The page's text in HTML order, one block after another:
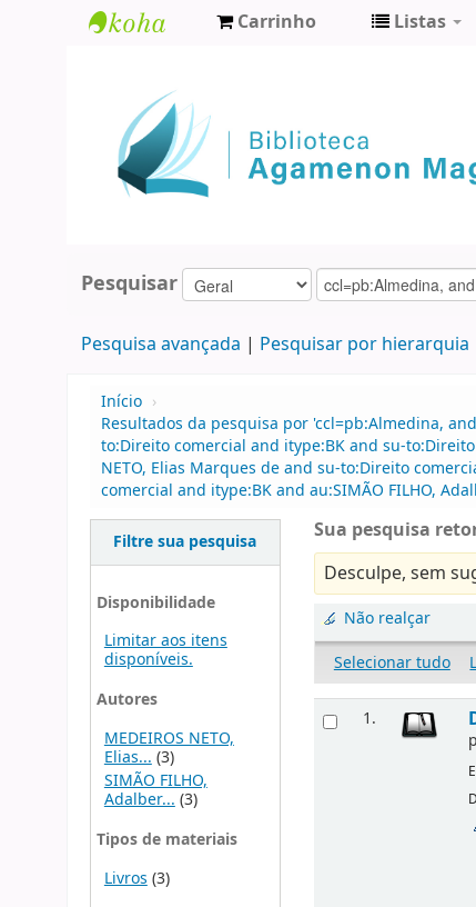
Agamenon
Magalhães
Carrinho Listas
Pesquisar
Pesquisa avançada Pesquisar por hierarquia
Início ›
Resultados da pesquisa por 'ccl=pb:Almedina,
to:Direito comercial and itype:BK and su-
NETO, Elias Marques de and su-to:Direito
comercial and itype:BK and au:SIMÃO FILHO,
Filtre sua pesquisa
Disponibilidade
Limitar aos itens
disponíveis.
Autores
MEDEIROS NETO,
Elias... (3)
SIMÃO FILHO,
Adalber...(3)
Tipos de materiais
Livros (3)
Sua pesquisa
Desculpe, sem
Não realçar
Selecionar tudo
1.